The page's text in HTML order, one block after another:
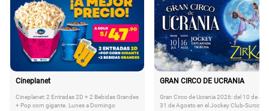
Cineplanet
Cineplanet: 2 Entradas 2D + 2 Bebidas Grandes
+ Pop corn gigante. Lunes a Domingo
GRAN CIRCO DE UCRANIA
Gran Circo de Ucrania 2026: del 10 de
31 de Agosto en el Jockey Club-Surco